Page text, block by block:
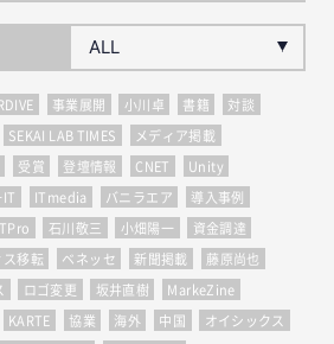
事業展開 小川卓 書籍 対談
SEKAI LAB TIMES メディア掲載
受賞 登壇情報 CNET Unity
IT ITmedia バニラエア 導入事例
ITPro 石川敬三 小畑陽一 資金調達
ス移転 ベネッセ 新聞掲載 藤原尚也
ロゴ変更 坂井直樹 MarkeZine
KARTE 協業 海外 中国 オイシックス